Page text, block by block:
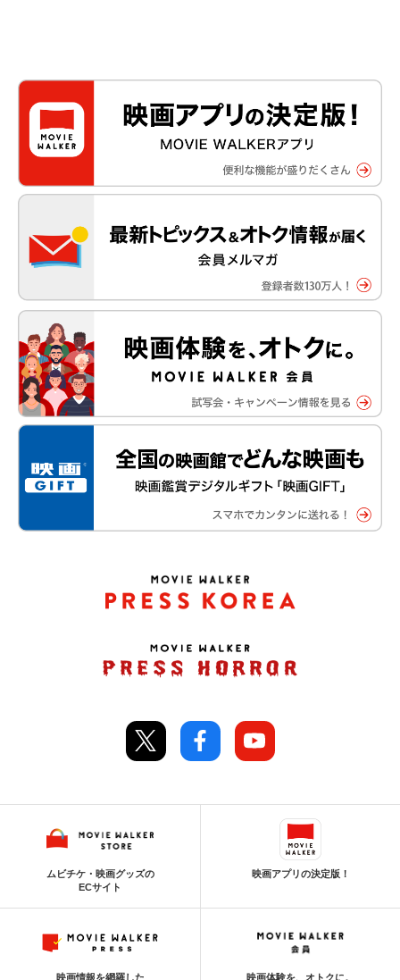
ムビチケ・映画グッズの
ECサイト
映画アプリの決定版！
映画情報を網羅した 映画体験を、オトクに。